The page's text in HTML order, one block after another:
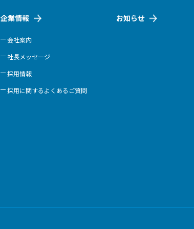
企業情報
会社案内
社長メッセージ
採用情報
採用に関するよくあるご質問
お知らせ